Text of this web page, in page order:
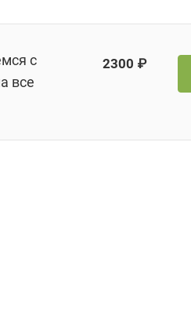
с
все
2300 ₽